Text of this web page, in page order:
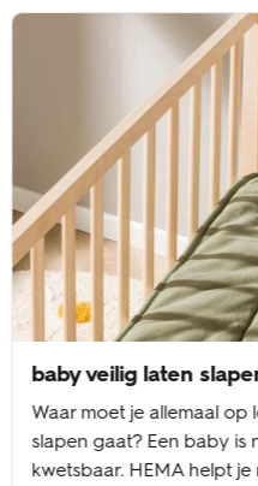
baby veilig laten
Waar moet je allemaal op
slapen gaat? Een baby is
kwetsbaar. HEMA helpt